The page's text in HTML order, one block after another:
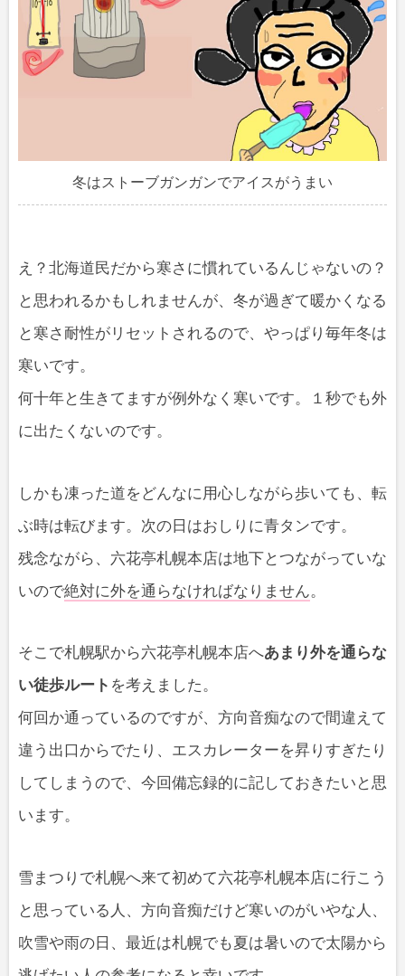
冬はストーブガンガンでアイスがうまい
え？北海道民だから寒さに慣れているんじゃないの？
と思われるかもしれませんが、冬が過ぎて暖かくなる
と寒さ耐性がリセットされるので、やっぱり毎年冬は
寒いです。
何十年と生きてますが例外なく寒いです。１秒でも外
に出たくないのです。
しかも凍った道をどんなに用心しながら歩いても、転
ぶ時は転びます。次の日はおしりに青タンです。
残念ながら、六花亭札幌本店は地下とつながっていな
いので絶対に外を通らなければなりません。
そこで札幌駅から六花亭札幌本店へあまり外を通らな
い徒歩ルート を考えました。
何回か通っているのですが、方向音痴なので間違えて
違う出口からでたり、エスカレーターを昇りすぎたり
してしまうので、今回備忘録的に記しておきたいと思
います。
雪まつりで札幌へ来て初めて六花亭札幌本店に行こう
と思っている人、方向音痴だけど寒いのがいやな人、
吹雪や雨の日、最近は札幌でも夏は暑いので太陽から